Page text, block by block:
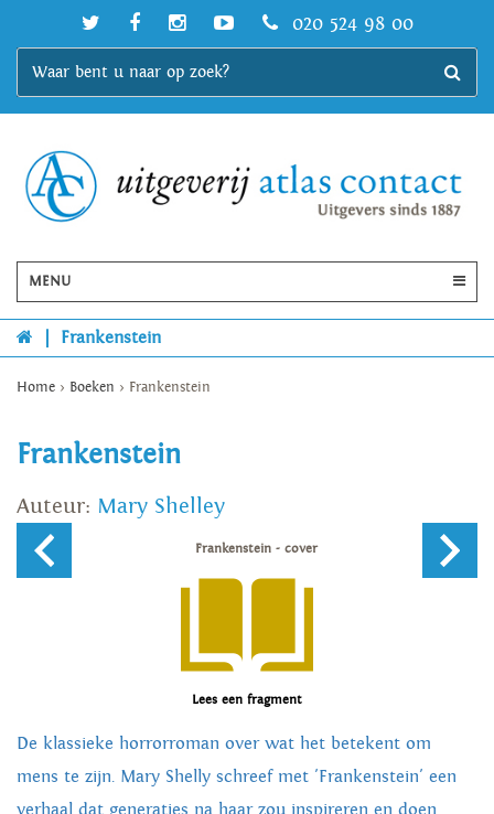
020 524 98 00
MENU
Frankenstein
Home > Boeken > Frankenstein
Frankenstein
Auteur: Mary Shelley
Lees een fragment
De klassieke horrorroman over wat het betekent om
mens te zijn. Mary Shelly schreef met 'Frankenstein' een